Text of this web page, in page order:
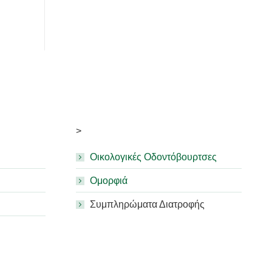
>
Οικολογικές Οδοντόβουρτσες
Ομορφιά
Συμπληρώματα Διατροφής